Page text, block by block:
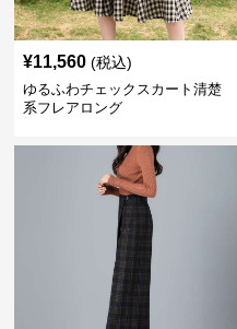
¥11,560 (税込)
ゆるふわチェックスカート清楚
系フレアロング